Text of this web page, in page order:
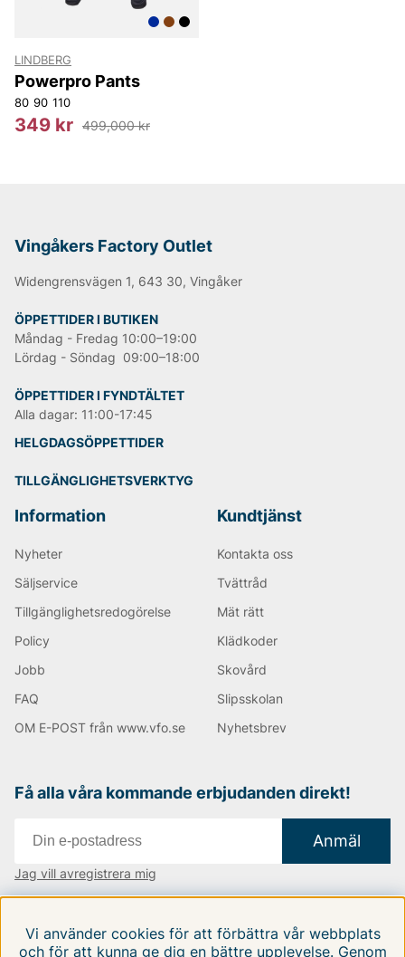
LINDBERG
Powerpro Pants
80 90 110
349 kr 499,000 kr
Vingåkers Factory Outlet
Widengrensvägen 1, 643 30, Vingåker
ÖPPETTIDER I BUTIKEN
Måndag - Fredag 10:00–19:00
Lördag - Söndag 09:00–18:00
ÖPPETTIDER I FYNDTÄLTET
Alla dagar: 11:00-17:45
HELGDAGSÖPPETTIDER
TILLGÄNGLIGHETSVERKTYG
Information
Nyheter
Säljservice
Tillgänglighetsredogörelse
Policy
Jobb
FAQ
OM E-POST från www.vfo.se
Kundtjänst
Kontakta oss
Tvättråd
Mät rätt
Klädkoder
Skovård
Slipsskolan
Nyhetsbrev
Få alla våra kommande erbjudanden direkt!
Anmäl
Jag vill avregistrera mig
Följ oss på våra sociala medier
Vi använder cookies för att förbättra vår webbplats
och för att kunna ge dig en bättre upplevelse. Genom